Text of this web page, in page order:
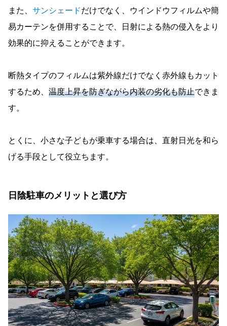
また、 サンシェードだけでなく、ウインドウフィルムや簡
易カーテンを併用することで、日射による熱の侵入をより
効果的に抑えることができます。
断熱タイプのフィルムは紫外線だけでなく赤外線もカット
するため、 温度上昇を防ぎながら内装の劣化も防止できま
す。
とくに、小さな子どもが乗車する場合は、直射日光を和ら
げる手段として役立ちます。
日陰駐車のメリットと選び方